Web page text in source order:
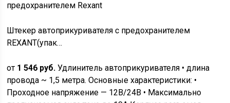
предохранителем Rexant
Штекер автоприкуривателя с предохранителем
REXANT(упак…
от 1 546 руб. Удлинитель автоприкуривателя • длина
провода ~ 1,5 метра. Основные характеристики: •
Проходное напряжение — 12В/24В • Максимально